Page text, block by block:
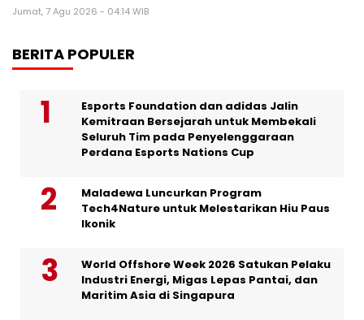
Jumat, 7 Agu 2026 - 04:14 WIB
BERITA POPULER
Esports Foundation dan adidas Jalin
Kemitraan Bersejarah untuk Membekali
Seluruh Tim pada Penyelenggaraan
Perdana Esports Nations Cup
Maladewa Luncurkan Program
Tech4Nature untuk Melestarikan Hiu Paus
Ikonik
World Offshore Week 2026 Satukan Pelaku
Industri Energi, Migas Lepas Pantai, dan
Maritim Asia di Singapura